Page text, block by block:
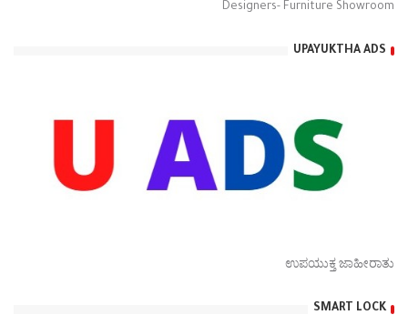
Designers- Furniture Showroom
UPAYUKTHA ADS
ಉಪಯುಕ್ತ ಜಾಹೀರಾತು
SMART LOCK